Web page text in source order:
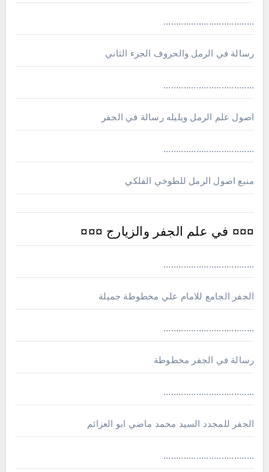
....................................
رسالة في الرمل والحروف الجزء الثاني
....................................
اصول علم الرمل ويليله رسالة في الجفر
....................................
منبع اصول الرمل للطوخي الفلكي
¤¤¤ في علم الجفر والزيارج ¤¤¤
....................................
الجفر الجامع للامام علي مخطوطة جميلة
....................................
رسالة في الجفر مخطوطة
....................................
الجفر للمجدد السيد محمد ماضي ابو العزائم
....................................